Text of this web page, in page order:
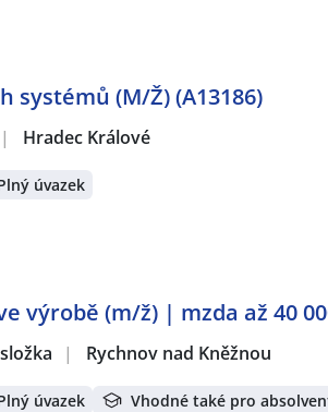
(M/Ž) (A13186)
| Hradec Králové
úvazek
výrobě (m/ž) | mzda až 40
| Rychnov nad Kněžnou
úvazek Vhodné také pro